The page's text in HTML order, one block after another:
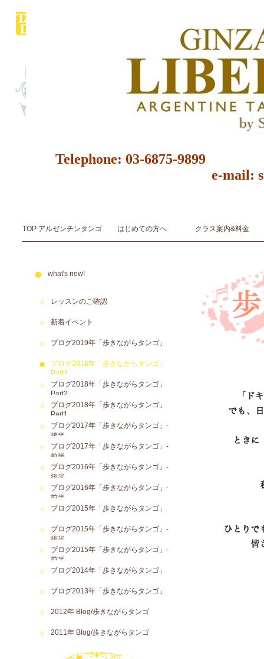
Telephone: 03-6875-
e-mail:
TOP アルゼンチンタンゴ はじめての方へ クラス案内&料金
what's new!
レッスンのご確認
新着イベント
ブログ2019年「歩きながらタンゴ」
ブログ2018年「歩きながらタンゴ」
Part3
ブログ2018年「歩きながらタンゴ」
Part2
ブログ2018年「歩きながらタンゴ」
Part1
ブログ2017年「歩きながらタンゴ」-
後半
ブログ2017年「歩きながらタンゴ」-
前半
ブログ2016年「歩きながらタンゴ」-
後半
ブログ2016年「歩きながらタンゴ」-
前半
ブログ2015年「歩きながらタンゴ」
ブログ2015年「歩きながらタンゴ」-
後半
ブログ2015年「歩きながらタンゴ」-
前半
ブログ2014年「歩きながらタンゴ」
ブログ2013年「歩きながらタンゴ」
2012年 Blog/歩きながらタンゴ
2011年 Blog/歩きながらタンゴ